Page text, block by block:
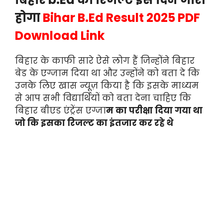
होगाBihar B.Ed Result 2025 PDF
Download Link
बिहार के काफी सारे ऐसे लोग हैं जिन्होंने बिहार
बेड के एग्जाम दिया था और उन्होंने को बता दे कि
उनके लिए खास न्यूज़ किया है कि इसके माध्यम
से आप सभी विद्यार्थियों को बता देना चाहिए कि
बिहार बीएड एंट्रेंस एग्जाम का परीक्षा दिया गया था
जो कि इसका रिजल्ट का इंतजार कर रहे थे